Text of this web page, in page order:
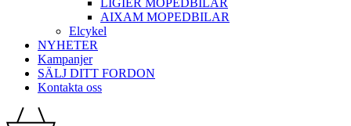
LIGIER MOPEDBILAR
AIXAM MOPEDBILAR
Elcykel
NYHETER
Kampanjer
SÄLJ DITT FORDON
Kontakta oss